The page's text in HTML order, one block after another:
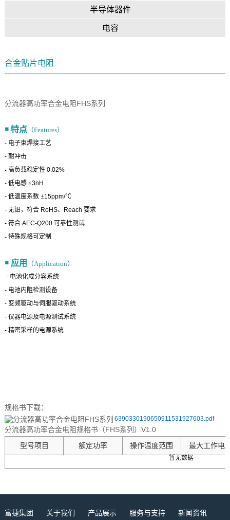
半导体器件
电容
合金贴片电阻
分流器高功率合金电阻FHS系列
￭ 特点（Features）
- 电子束焊接工艺
- 耐冲击
- 高负载稳定性 0.02%
- 低电感 ≤3nH
- 低温度系数 ±15ppm/℃
- 无铅，符合 RoHS、 Reach 要求
- 符合 AEC-Q200 可靠性测试
- 特殊规格可定制
￭ 应用 （Application）
- 电池化成分容系统
- 电池内阻检测设备
- 变频驱动与伺服驱动系统
- 仪器电源及电源测试系统
- 精密采样的电源系统
规格书下载：
6390330190650911531927603.pdf
分流器高功率合金电阻规格书（FHS系列）V1.0
型号项目
额定功率 操作温度范围 最大工作电
暂无数据
富捷集团 关于我们 产品展示 服务与支持 新闻资讯